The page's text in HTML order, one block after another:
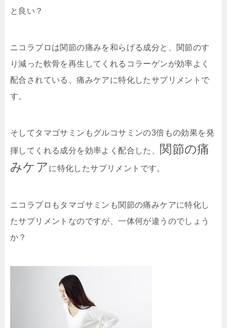
と良い？
ニコラプロは関節の痛みを和らげる成分と、関節のす
り減った軟骨を再生してくれるコラーゲンが効率よく
配合されている、痛みケアに特化したサプリメントで
す。
そしてタマゴサミンもグルコサミンの3倍もの効果を発
揮してくれる成分を効率よく配合した、
関節の痛
みケア に特化したサプリメントです。
ニコラプロもタマゴサミンも関節の痛みケアに特化し
たサプリメントなのですが、一体何が違うのでしょう
か？